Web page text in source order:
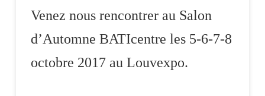
Venez nous rencontrer au Salon
d’Automne BATIcentre les 5-6-7-8
octobre 2017 au Louvexpo.